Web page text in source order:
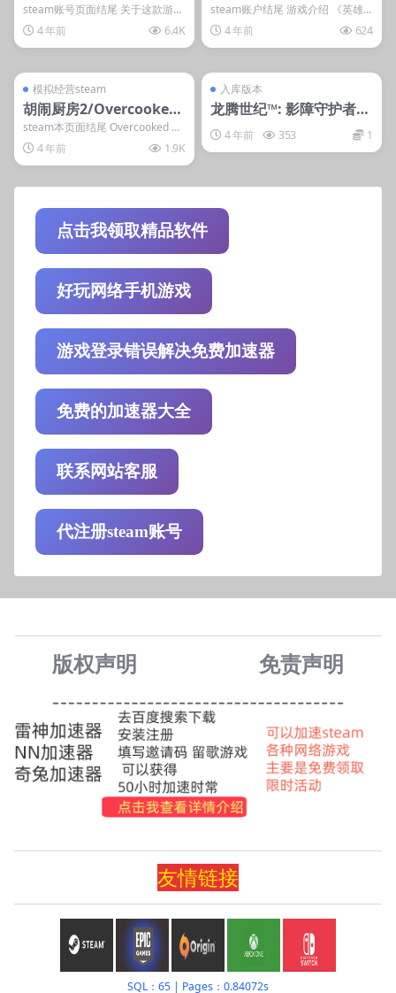
足球经理2023 fm2023有
核武-D加密
steam账号页面结尾 关于这款游戏
“在《足球经理 2023》中管...
4 年前 6.4K
steam账户结尾 游戏介绍 《英雄
之时》是一款容易上手、玩法深度
且内容丰富的策...
4 年前 624
模拟经营steam
胡闹厨房2/Overcooked!
2
steam本页面结尾 Overcooked 回
来了，带着全新的烹饪行动！重返
洋葱...4 年前 1.9K
入库版本
龙腾世纪™: 影障守护者豪
华版4 年前 353 1
点击我领取精品软件
好玩网络手机游戏
游戏登录错误解决免费加速器
免费的加速器大全
联系网站客服
代注册steam账号
版权声明 免责声明
友情链接
SQL：65 | Pages：0.84072s